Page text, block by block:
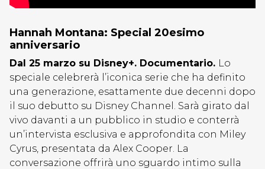
Hannah Montana: Special 20esimo
anniversario
Dal 25 marzo su Disney+. Documentario. Lo
speciale celebrerà l’iconica serie che ha definito
una generazione, esattamente due decenni dopo
il suo debutto su Disney Channel. Sarà girato dal
vivo davanti a un pubblico in studio e conterrà
un’intervista esclusiva e approfondita con Miley
Cyrus, presentata da Alex Cooper. La
conversazione offrirà uno sguardo intimo sulla